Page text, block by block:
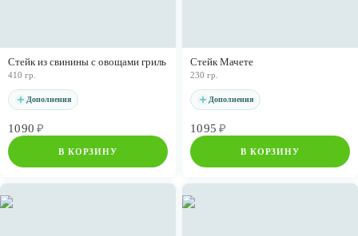
Стейк из свинины с овощами гриль
410 гр.
Дополнения
1090 ₽
В КОРЗИНУ
Стейк Мачете
230 гр.
Дополнения
1095 ₽
В КОРЗИНУ